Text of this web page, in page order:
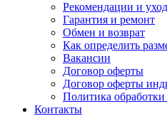
Рекомендации и уход
Гарантия и ремонт
Обмен и возврат
Как определить
Вакансии
Договор оферты
Договор оферты
Политика
Контакты